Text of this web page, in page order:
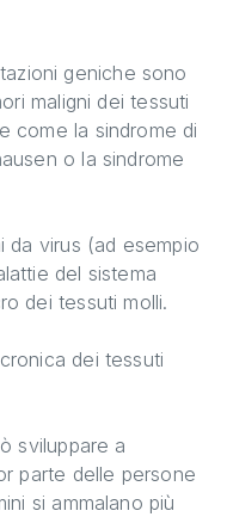
geniche sono
maligni dei tessuti
come la sindrome di
o la sindrome
da virus (ad esempio
del sistema
dei tessuti molli.
dei tessuti
sviluppare a
parte delle persone
si ammalano più